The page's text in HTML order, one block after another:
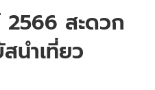
2566 สะดวก
นำเที่ยว